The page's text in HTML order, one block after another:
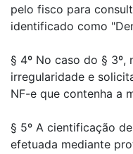
pelo fisco para
identificado como
§ 4º No caso do § 3º,
irregularidade e
NF-e que contenha a
§ 5º A cientificação
efetuada mediante